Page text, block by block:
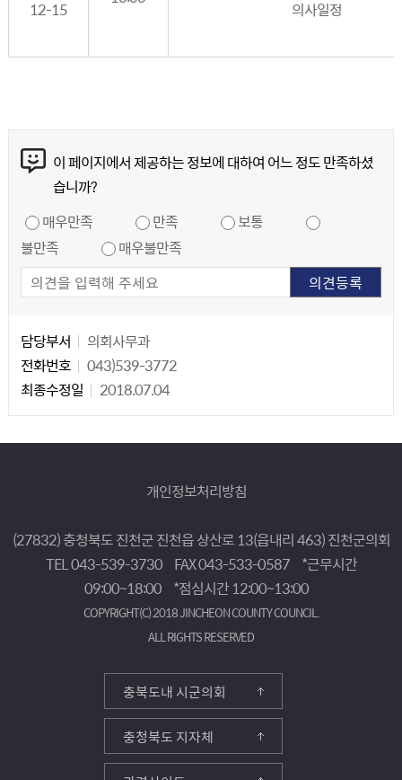
12-15
의사일정
이 페이지에서 제공하는 정보에 대하여 어느 정도 만족하셨
습니까?
매우만족 만족
보통
불만족
매우불만족
담당부서
의회사무과
전화번호
043)539-3772
최종수정일
2018.07.04
개인정보처리방침
(27832) 충청북도 진천군 진천읍 상산로 13(읍내리 463) 진천군의회
TEL 043-539-3730 FAX 043-533-0587
*근무시간
09:00~18:00 *점심시간 12:00~13:00
COPYRIGHT(C) 2018 JINCHEON COUNTY COUNCIL.
ALL RIGHTS RESERVED
충북도내 시군의회
충청북도 지자체